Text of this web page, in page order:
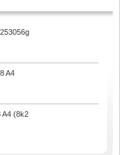
2 0 Td
A4
A4 (8k2